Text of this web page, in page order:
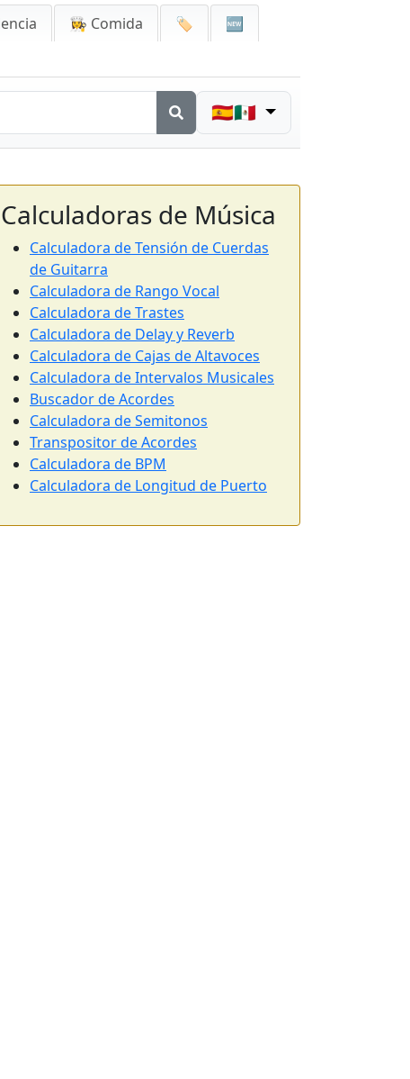
👩‍🍳 Comida 🏷️
🆕
🇪🇸🇲🇽
Calculadoras de Música
Calculadora de Tensión de Cuerdas
de Guitarra
Calculadora de Rango Vocal
Calculadora de Trastes
Calculadora de Delay y Reverb
Calculadora de Cajas de Altavoces
Calculadora de Intervalos Musicales
Buscador de Acordes
Calculadora de Semitonos
Transpositor de Acordes
Calculadora de BPM
Calculadora de Longitud de Puerto